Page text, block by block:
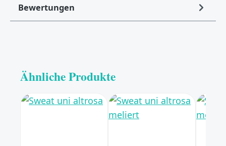
Bewertungen
Ähnliche Produkte